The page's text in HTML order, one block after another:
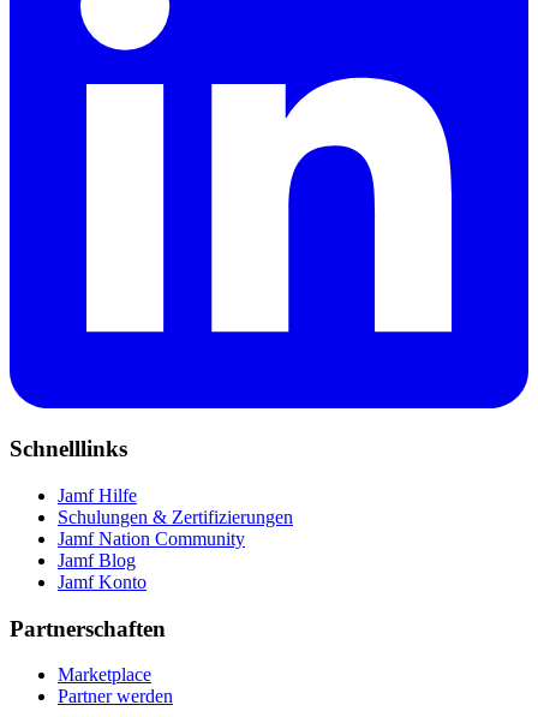
Schnelllinks
Jamf Hilfe
Schulungen & Zertifizierungen
Jamf Nation Community
Jamf Blog
Jamf Konto
Partnerschaften
Marketplace
Partner werden